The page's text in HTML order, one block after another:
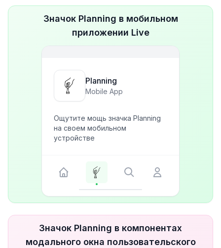
Значок Planning в мобильном
приложении Live
Planning
Mobile App
Ощутите мощь значка Planning
на своем мобильном
устройстве
Значок Planning в компонентах
модального окна пользовательского